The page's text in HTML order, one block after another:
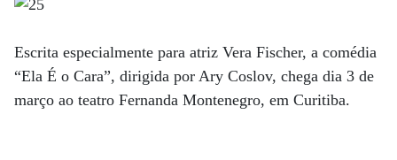
Escrita especialmente para atriz Vera Fischer, a comédia
“Ela É o Cara”, dirigida por Ary Coslov, chega dia 3 de
março ao teatro Fernanda Montenegro, em Curitiba.